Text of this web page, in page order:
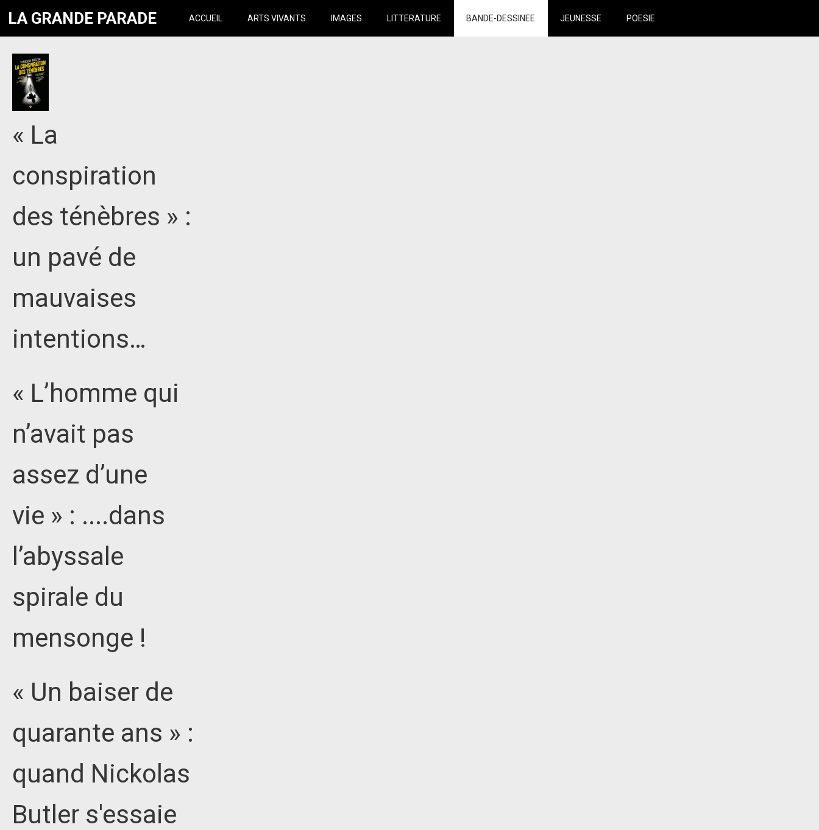
LA GRANDE PARADE ACCUEIL ARTS VIVANTS IMAGES LITTERATURE BANDE-DESSINEE JEUNESSE POESIE
« La
conspiration
des ténèbres » :
un pavé de
mauvaises
intentions…
« L’homme qui
n’avait pas
assez d’une
vie » : ....dans
l’abyssale
spirale du
mensonge !
« Un baiser de
quarante ans » :
quand Nickolas
Butler s'essaie